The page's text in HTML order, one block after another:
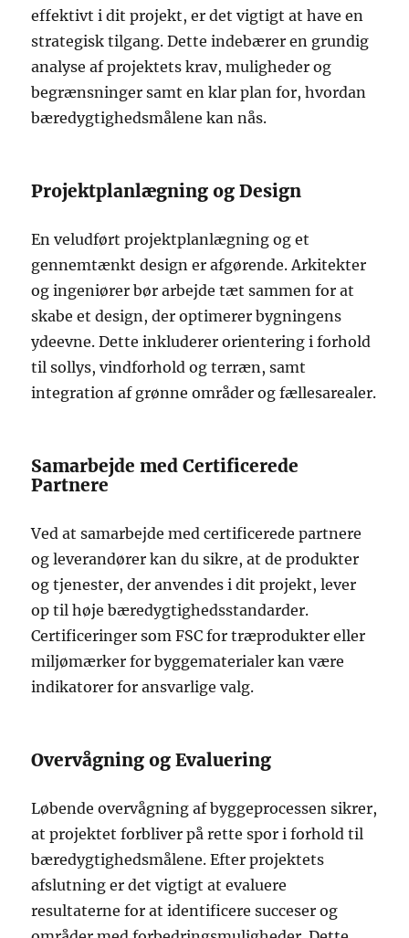
effektivt i dit projekt, er det vigtigt at have en
strategisk tilgang. Dette indebærer en grundig
analyse af projektets krav, muligheder og
begrænsninger samt en klar plan for, hvordan
bæredygtighedsmålene kan nås.
Projektplanlægning og Design
En veludført projektplanlægning og et
gennemtænkt design er afgørende. Arkitekter
og ingeniører bør arbejde tæt sammen for at
skabe et design, der optimerer bygningens
ydeevne. Dette inkluderer orientering i forhold
til sollys, vindforhold og terræn, samt
integration af grønne områder og fællesarealer.
Samarbejde med Certificerede
Partnere
Ved at samarbejde med certificerede partnere
og leverandører kan du sikre, at de produkter
og tjenester, der anvendes i dit projekt, lever
op til høje bæredygtighedsstandarder.
Certificeringer som FSC for træprodukter eller
miljømærker for byggematerialer kan være
indikatorer for ansvarlige valg.
Overvågning og Evaluering
Løbende overvågning af byggeprocessen sikrer,
at projektet forbliver på rette spor i forhold til
bæredygtighedsmålene. Efter projektets
afslutning er det vigtigt at evaluere
resultaterne for at identificere succeser og